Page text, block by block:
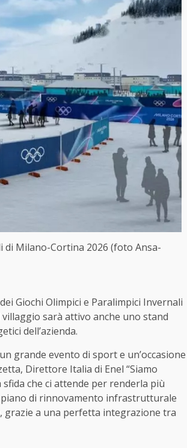
di Milano-Cortina 2026 (foto Ansa-
Giochi Olimpici e Paralimpici Invernali
sarà attivo anche uno stand
dell’azienda.
grande evento di sport e un’occasione
Direttore Italia di Enel “Siamo
che ci attende per renderla più
di rinnovamento infrastrutturale
grazie a una perfetta integrazione tra